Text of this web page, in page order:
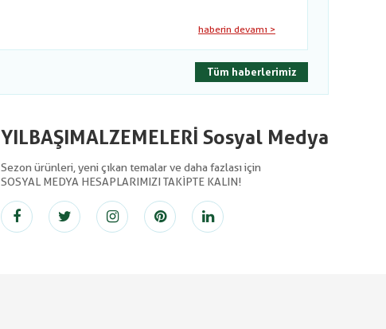
haberin devamı >
Tüm haberlerimiz
YILBAŞIMALZEMELERİ Sosyal Medya
Sezon ürünleri, yeni çıkan temalar ve daha fazlası için
SOSYAL MEDYA HESAPLARIMIZI TAKİPTE KALIN!